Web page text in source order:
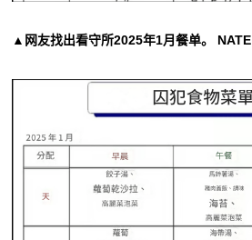
▲网友找出看守所2025年1月餐单。 NATE